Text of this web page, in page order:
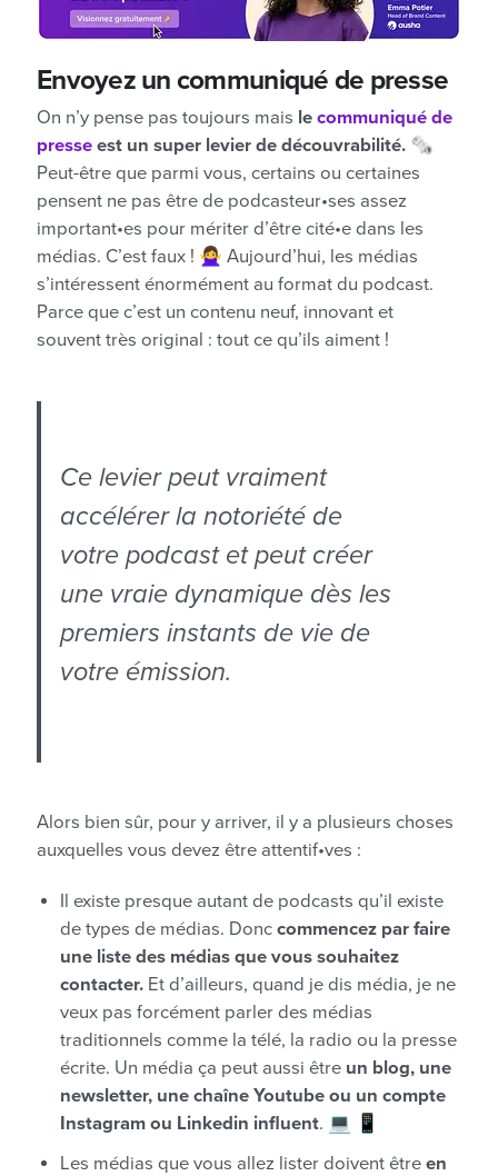
Envoyez un communiqué de presse
On n’y pense pas toujours mais le communiqué de
presse est un super levier de découvrabilité. 🗞️
Peut-être que parmi vous, certains ou certaines
pensent ne pas être de podcasteur•ses assez
important•es pour mériter d’être cité•e dans les
médias. C’est faux ! 🙅‍♀️ Aujourd’hui, les médias
s’intéressent énormément au format du podcast.
Parce que c’est un contenu neuf, innovant et
souvent très original : tout ce qu’ils aiment !
Ce levier peut vraiment
accélérer la notoriété de
votre podcast et peut créer
une vraie dynamique dès les
premiers instants de vie de
votre émission.
Alors bien sûr, pour y arriver, il y a plusieurs choses
auxquelles vous devez être attentif•ves :
Il existe presque autant de podcasts qu’il existe
de types de médias. Donc commencez par faire
une liste des médias que vous souhaitez
contacter. Et d’ailleurs, quand je dis média, je ne
veux pas forcément parler des médias
traditionnels comme la télé, la radio ou la presse
écrite. Un média ça peut aussi être un blog, une
newsletter, une chaîne Youtube ou un compte
Instagram ou Linkedin influent. 💻 📱
Les médias que vous allez lister doivent être en